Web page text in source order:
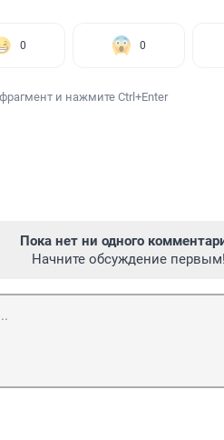
0 0
и нажмите Ctrl+Enter
Пока нет ни одного
Начните обсуждение первым!